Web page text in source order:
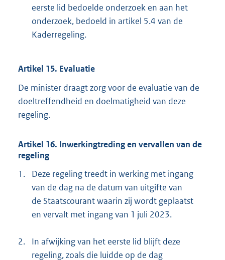
eerste lid bedoelde onderzoek en aan het
onderzoek, bedoeld in artikel 5.4 van de
Kaderregeling.
Artikel 15. Evaluatie
De minister draagt zorg voor de evaluatie van de
doeltreffendheid en doelmatigheid van deze
regeling.
Artikel 16. Inwerkingtreding en vervallen van de
regeling
1.
Deze regeling treedt in werking met ingang
van de dag na de datum van uitgifte van
de Staatscourant waarin zij wordt geplaatst
en vervalt met ingang van 1 juli 2023.
2.
In afwijking van het eerste lid blijft deze
regeling, zoals die luidde op de dag